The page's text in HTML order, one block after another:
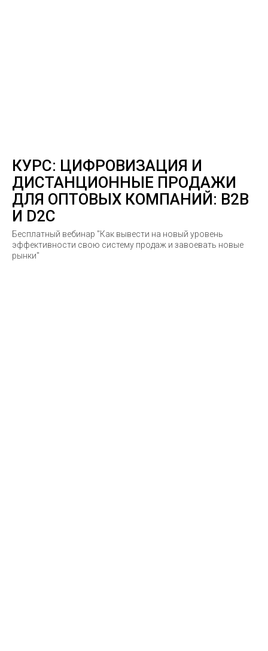
КУРС: ЦИФРОВИЗАЦИЯ И
ДИСТАНЦИОННЫЕ ПРОДАЖИ
ДЛЯ ОПТОВЫХ КОМПАНИЙ: B2B
И D2C
Бесплатный вебинар "Как вывести на новый уровень
эффективности свою систему продаж и завоевать новые
рынки"